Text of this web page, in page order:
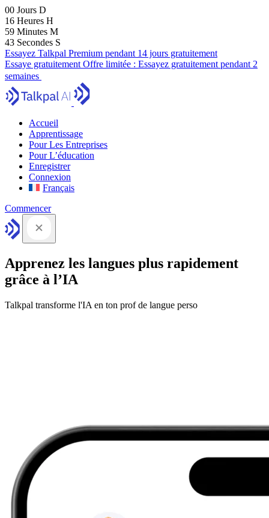
00 Jours D
16 Heures H
59 Minutes M
41 Secondes S
Essayez Talkpal Premium pendant 14 jours gratuitement
Essaye gratuitement Offre limitée : Essayez gratuitement pendant 2
semaines
Accueil
Apprentissage
Pour Les Entreprises
Pour L’éducation
Enregistrer
Connexion
Français
Commencer
Apprenez les langues plus rapidement
grâce à l’IA
Talkpal transforme l'IA en ton prof de langue perso